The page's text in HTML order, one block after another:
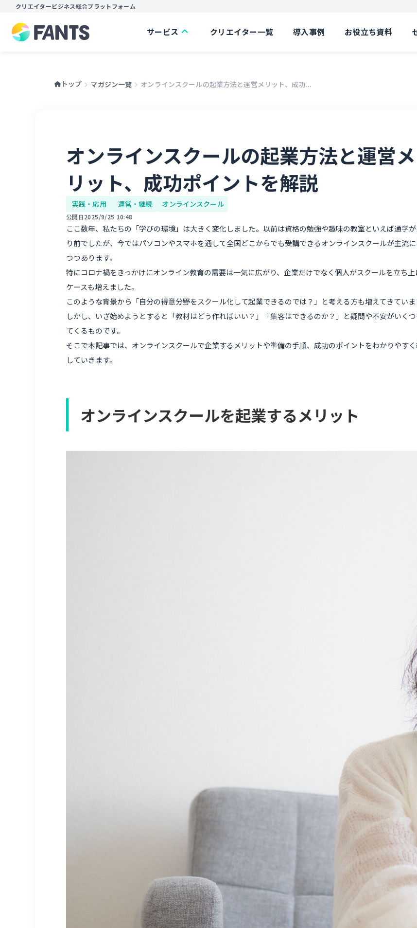
トップ マガジン一覧 オンラインスクールの起業方法と運営メリット、成功...
オンラインスクールの起業方法と運営メ
リット、成功ポイントを解説
実践・応用 運営・継続 オンラインスクール
公開日2025/9/25 10:48
ここ数年、私たちの「学びの環境」は大きく変化しました。以前は資格の勉強や趣味の教室といえば通学
り前でしたが、今ではパソコンやスマホを通して全国どこからでも受講できるオンラインスクールが主流に
つつあります。
特にコロナ禍をきっかけにオンライン教育の需要は一気に広がり、企業だけでなく個人がスクールを立ち上
ケースも増えました。
このような背景から「自分の得意分野をスクール化して起業できるのでは？」と考える方も増えてきていま
しかし、いざ始めようとすると「教材はどう作ればいい？」「集客はできるのか？」と疑問や不安がいく
てくるものです。
そこで本記事では、オンラインスクールで企業するメリットや準備の手順、成功のポイントをわかりやす
していきます。
オンラインスクールを起業するメリット
クリエイタービジネス総合プラットフォーム
サービス クリエイター一覧 導入事例 お役立ち資料